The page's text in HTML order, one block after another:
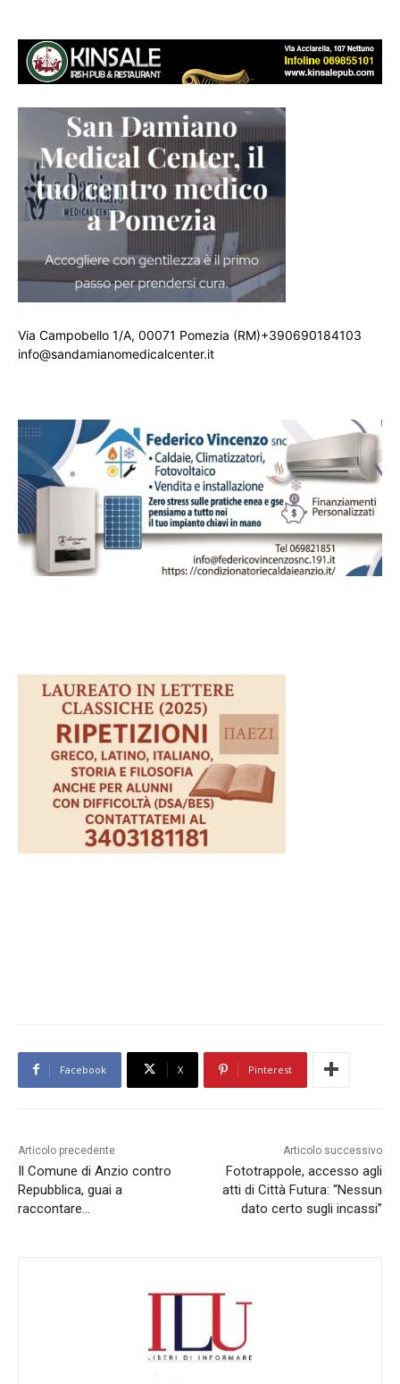
Via Campobello 1/A, 00071 Pomezia (RM)+390690184103
info@sandamianomedicalcenter.it
Facebook X Pinterest
Articolo precedente
Il Comune di Anzio contro
Repubblica, guai a
raccontare…
Articolo successivo
Fototrappole, accesso agli
atti di Città Futura: “Nessun
dato certo sugli incassi”